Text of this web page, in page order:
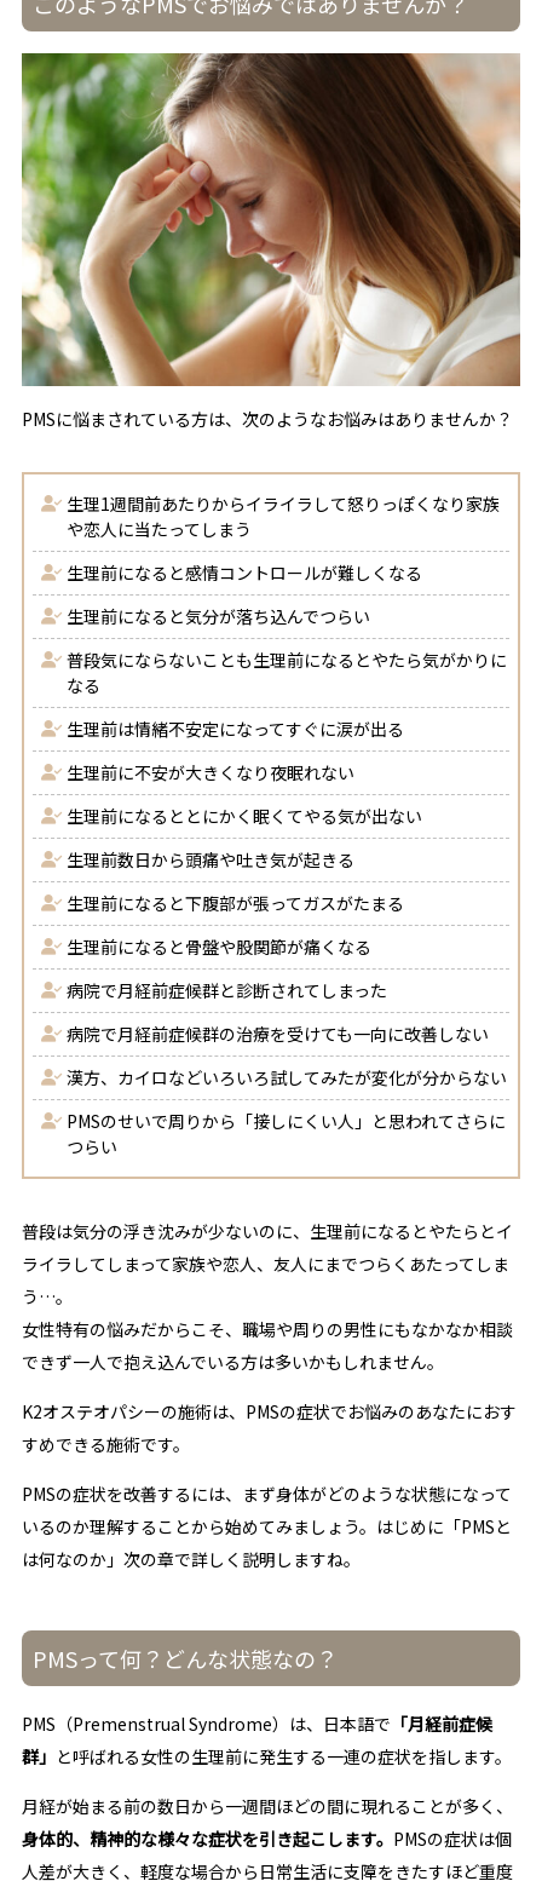
PMSに悩まされている方は、次のようなお悩みはありませんか？
生理1週間前あたりからイライラして怒りっぽくなり家族
や恋人に当たってしまう
生理前になると感情コントロールが難しくなる
生理前になると気分が落ち込んでつらい
普段気にならないことも生理前になるとやたら気がかりに
なる
生理前は情緒不安定になってすぐに涙が出る
生理前に不安が大きくなり夜眠れない
生理前になるととにかく眠くてやる気が出ない
生理前数日から頭痛や吐き気が起きる
生理前になると下腹部が張ってガスがたまる
生理前になると骨盤や股関節が痛くなる
病院で月経前症候群と診断されてしまった
病院で月経前症候群の治療を受けても一向に改善しない
漢方、カイロなどいろいろ試してみたが変化が分からない
PMSのせいで周りから「接しにくい人」と思われてさらに
つらい
普段は気分の浮き沈みが少ないのに、生理前になるとやたらとイ
ライラしてしまって家族や恋人、友人にまでつらくあたってしま
う…。
女性特有の悩みだからこそ、職場や周りの男性にもなかなか相談
できず一人で抱え込んでいる方は多いかもしれません。
K2オステオパシーの施術は、PMSの症状でお悩みのあなたにおす
すめできる施術です。
PMSの症状を改善するには、まず身体がどのような状態になって
いるのか理解することから始めてみましょう。はじめに「PMSと
は何なのか」次の章で詳しく説明しますね。
PMSって何？どんな状態なの？
PMS（Premenstrual Syndrome）は、日本語で 「月経前症候
群」 と呼ばれる女性の生理前に発生する一連の症状を指します。
月経が始まる前の数日から一週間ほどの間に現れることが多く、
身体的、精神的な様々な症状を引き起こします。 PMSの症状は個
人差が大きく、軽度な場合から日常生活に支障をきたすほど重度